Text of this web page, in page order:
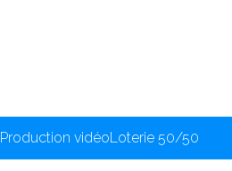
Production vidéoLoterie 50/50